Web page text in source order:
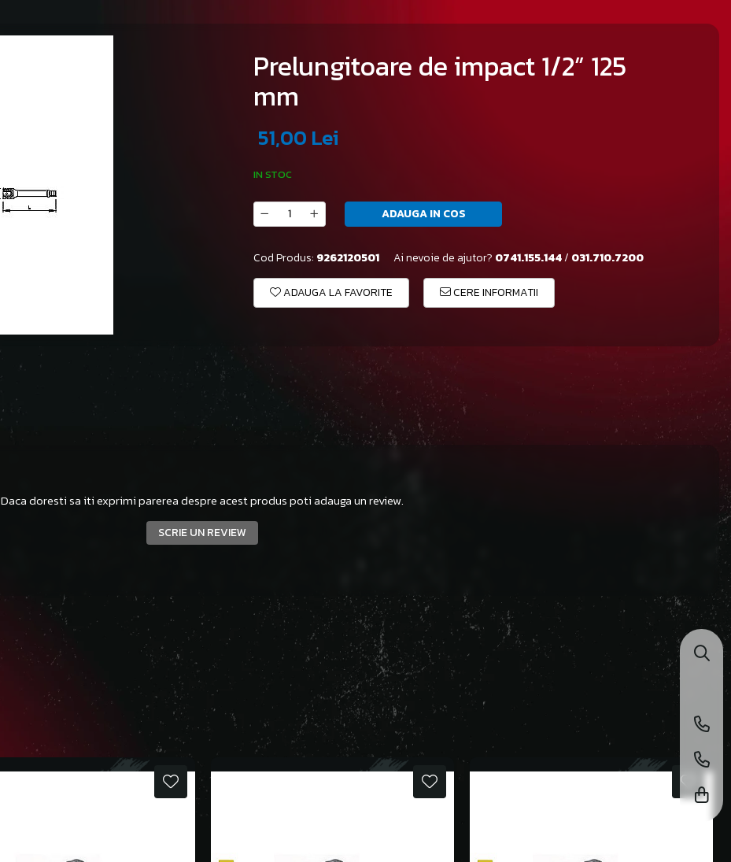
Prelungitoare de impact 1/2” 125
mm
51,00 Lei
IN STOC
ADAUGA IN COS
Cod Produs: 9262120501 Ai nevoie de ajutor? 0741.155.144/ 031.710.7200
ADAUGA LA FAVORITE CERE INFORMATII
Daca doresti sa iti exprimi parerea despre acest produs poti adauga un review.
SCRIE UN REVIEW